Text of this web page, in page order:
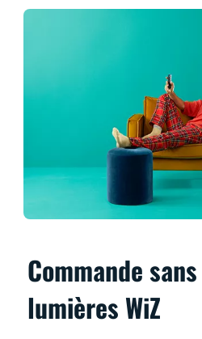
Commande
lumières WiZ